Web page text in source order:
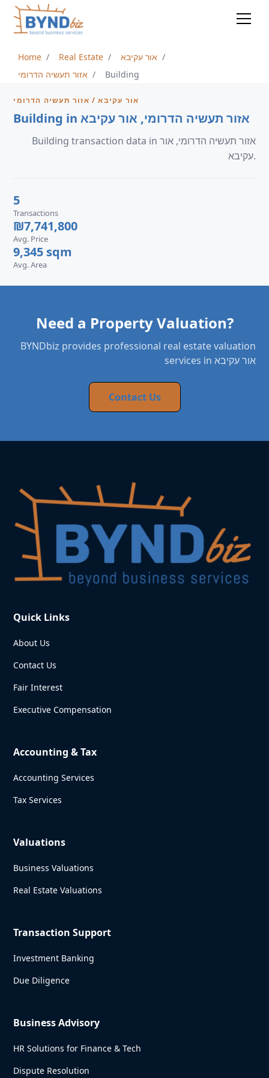
Home Real Estate
אור עקיבא
אזור תעשיה הדרומי
Building
אור עקיבא / אזור תעשיה הדרומי
Building in אזור תעשיה הדרומי, אור עקיבא
Building transaction data in אזור תעשיה הדרומי, אור
עקיבא.
5
Transactions
₪7,741,800
Avg. Price
9,345 sqm
Avg. Area
Need a Property Valuation?
BYNDbiz provides professional real estate valuation
services in אור עקיבא
Contact Us
Quick Links
About Us
Contact Us
Fair Interest
Executive Compensation
Accounting & Tax
Accounting Services
Tax Services
Valuations
Business Valuations
Real Estate Valuations
Transaction Support
Investment Banking
Due Diligence
Business Advisory
HR Solutions for Finance & Tech
Dispute Resolution